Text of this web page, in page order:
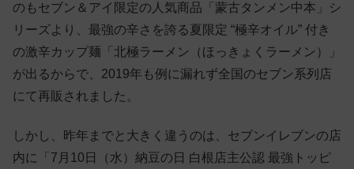
のもセブン＆アイ限定の人気商品「蒙古タンメン中本」シ
リーズより、最強の辛さを誇る夏限定 “極辛オイル” 付き
の激辛カップ麺「北極ラーメン（ほっきょくラーメン）」
が出るからで、2019年も例に漏れず全国のセブン系列店
にて再販されました。
しかし、昨年までと大きく違うのは、セブンイレブンの店
内に「7月10日（水）納豆の日 白根店主公認 最強トッピ